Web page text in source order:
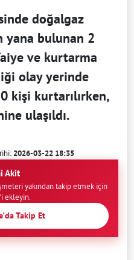
doğalgaz
yana bulunan 2
ve kurtarma
olay yerinde
kişi kurtarılırken,
ulaşıldı.
2026-03-22 18:35
Akit
yakından takip etmek için
ekleyin.
Takip Et